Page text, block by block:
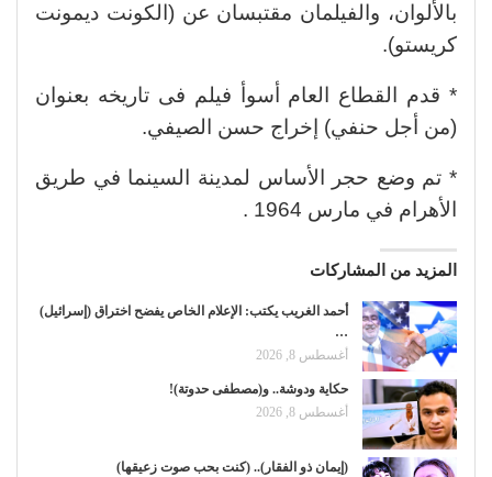
بالألوان، والفيلمان مقتبسان عن (الكونت ديمونت
كريستو).
* قدم القطاع العام أسوأ فيلم فى تاريخه بعنوان
(من أجل حنفي) إخراج حسن الصيفي.
* تم وضع حجر الأساس لمدينة السينما في طريق
الأهرام في مارس 1964 .
المزيد من المشاركات
أحمد الغريب يكتب: الإعلام الخاص يفضح اختراق (إسرائيل)
…
أغسطس 8, 2026
حكاية ودوشة.. و(مصطفى حدوتة)!
أغسطس 8, 2026
(إيمان ذو الفقار).. (كنت بحب صوت زعيقها)